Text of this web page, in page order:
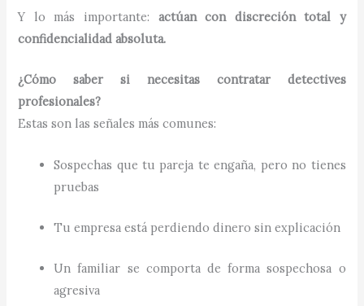
Y lo más importante: actúan con discreción total y
confidencialidad absoluta.
¿Cómo saber si necesitas contratar detectives
profesionales?
Estas son las señales más comunes:
Sospechas que tu pareja te engaña, pero no tienes
pruebas
Tu empresa está perdiendo dinero sin explicación
Un familiar se comporta de forma sospechosa o
agresiva